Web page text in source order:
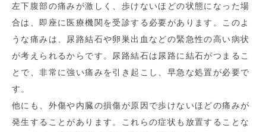
左下腹部の痛みが激しく、歩けないほどの状態になった場
合は、即座に医療機関を受診する必要があります。このよ
うな痛みは、尿路結石や卵巣出血などの緊急性の高い病状
が考えられるからです。尿路結石は尿路に結石がつまるこ
とで、非常に強い痛みを引き起こし、早急な処置が必要で
す。
他にも、外傷や内臓の損傷が原因で歩けないほどの痛みが
発生することがあります。これらの症状も放置することな